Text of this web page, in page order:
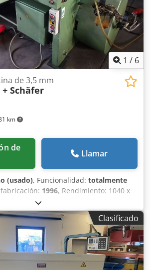
IVA IVA/Régimen especial de
para empresas Entrega y
posible en cualquier momento para
industriales Lukas van Rossum
1 / 6
km
de 3,5 mm
Schäfer
Llamar
(usado), Funcionalidad: totalmente
1996, Rendimiento: 1040 x
de la barra de luz en la parte trasera -
y embrague de Ortlinghaus - Mesa
o sistema de elevación de láminas
Dksdjzq Uvxspfx Ai Esr -
Clasificado